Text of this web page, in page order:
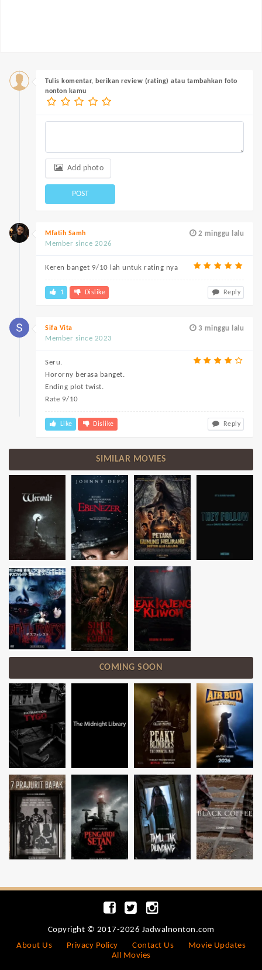
Tulis komentar, berikan review (rating) atau tambahkan foto
nonton kamu
Add photo
POST
2 minggu lalu
Mfatih Samh
Member since 2026
Keren banget 9/10 lah untuk rating nya
1 Dislike Reply
3 minggu lalu
Sifa Vita
Member since 2023
Seru.
Hororny berasa banget.
Ending plot twist.
Rate 9/10
Like Dislike Reply
SIMILAR MOVIES
COMING SOON
Copyright © 2017-2026 Jadwalnonton.com
About Us
Privacy Policy Contact Us
Movie Updates
All Movies